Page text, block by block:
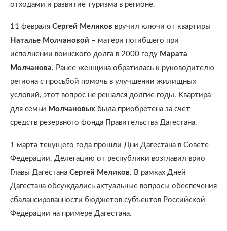
отходами и развитие туризма в регионе.
11 февраля Сергей Меликов вручил ключи от квартиры
Наталье Молчановой – матери погибшего при
исполнении воинского долга в 2000 году Марата
Молчанова. Ранее женщина обратилась к руководителю
региона с просьбой помочь в улучшении жилищных
условий, этот вопрос не решался долгие годы. Квартира
для семьи Молчановых была приобретена за счет
средств резервного фонда Правительства Дагестана.
1 марта текущего года прошли Дни Дагестана в Совете
Федерации. Делегацию от республики возглавил врио
Главы Дагестана Сергей Меликов. В рамках Дней
Дагестана обсуждались актуальные вопросы обеспечения
сбалансированности бюджетов субъектов Российской
Федерации на примере Дагестана.